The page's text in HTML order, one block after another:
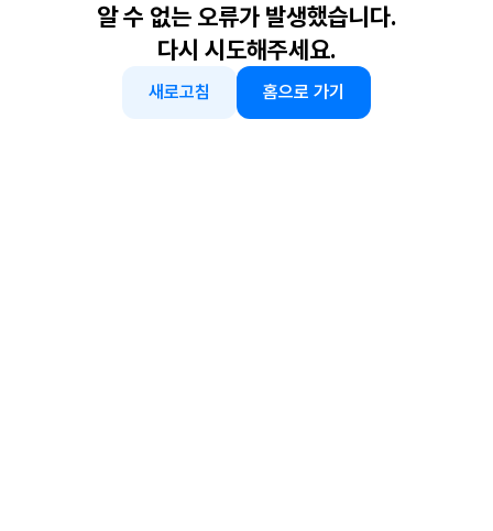
알 수 없는 오류가 발생했습니다.
다시 시도해주세요.
새로고침 홈으로 가기